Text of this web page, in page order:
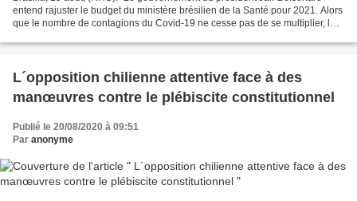
entend rajuster le budget du ministère brésilien de la Santé pour 2021. Alors
que le nombre de contagions du Covid-19 ne cesse pas de se multiplier, le
L´opposition chilienne attentive face à des
manœuvres contre le plébiscite constitutionnel
Publié le 20/08/2020 à 09:51
Par anonyme